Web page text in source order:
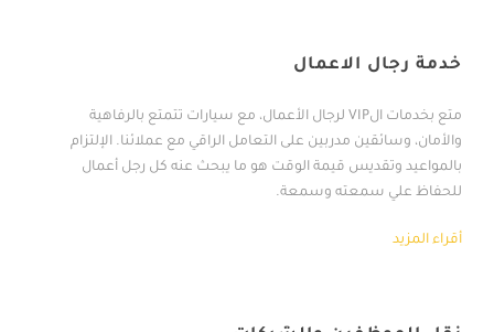
خدمة رجال الاعمال
متع بخدمات الVIP لرجال الأعمال، مع سيارات تتمتع بالرفاهية
والأمان، وسائقين مدربين على التعامل الراقي مع عملائنا. الإلتزام
بالمواعيد وتقديس قيمة الوقت هو ما يبحث عنه كل رجل أعمال
للحفاظ علي سمعته وسمعة.
أقراء المزيد